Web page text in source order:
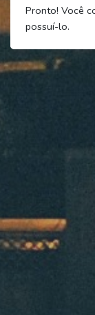
Pronto! Você
possuí-lo.